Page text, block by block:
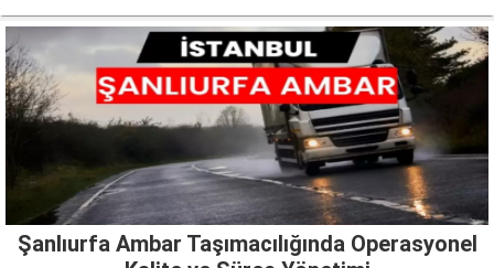
Şanlıurfa Ambar Taşımacılığında Operasyonel